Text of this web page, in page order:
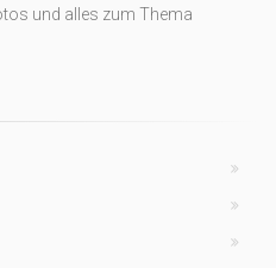
und alles zum Thema